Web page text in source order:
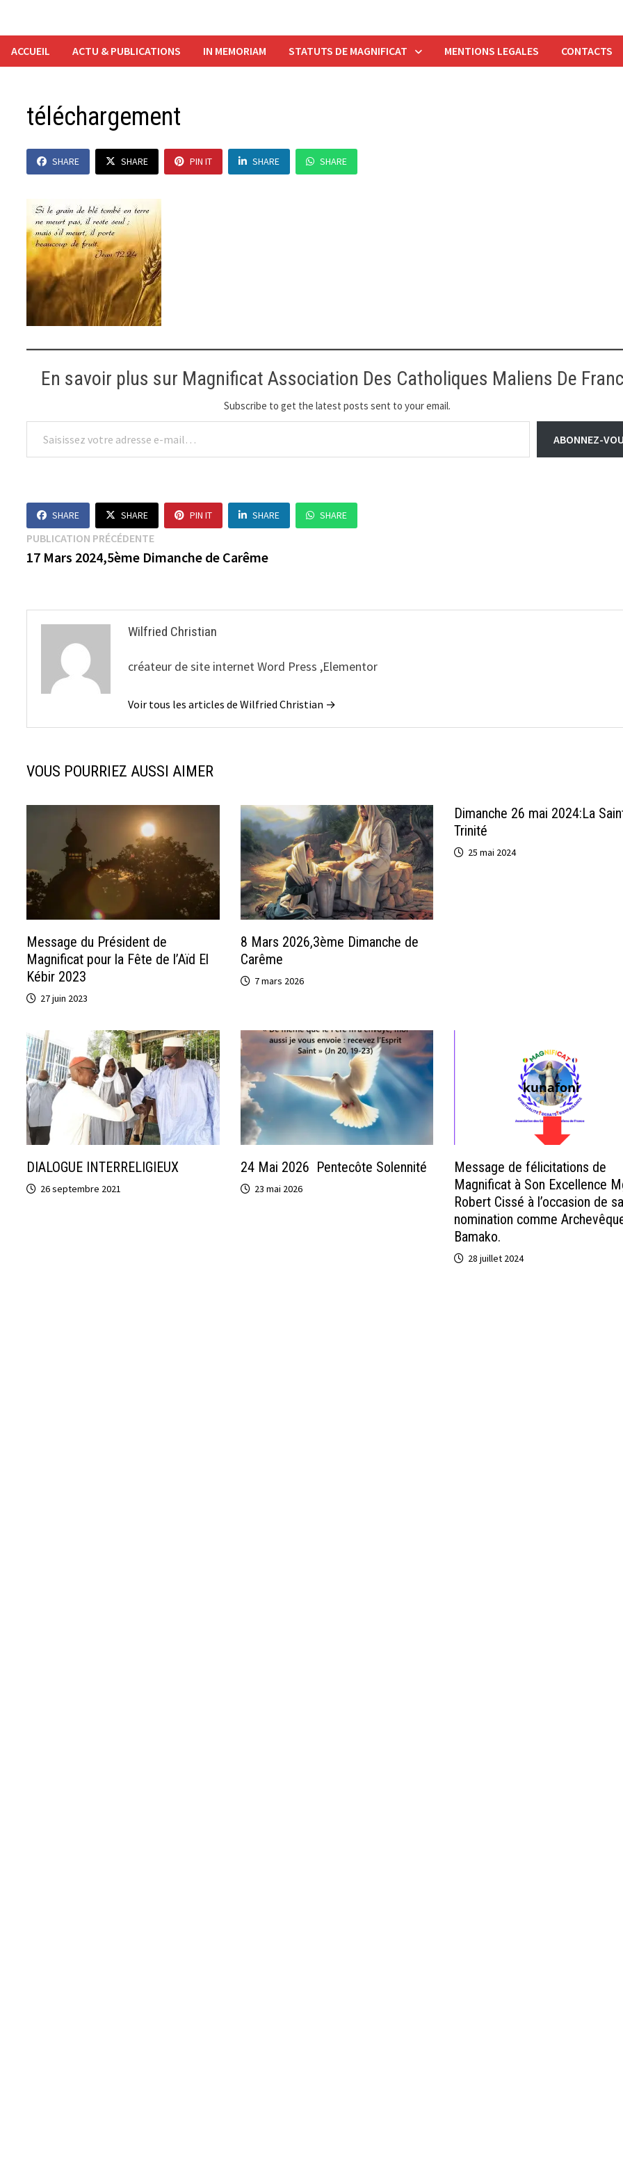
ACCUEIL ACTU & PUBLICATIONS IN MEMORIAM STATUTS DE MAGNIFICAT MENTIONS LEGALES CONTACTS
téléchargement
SHARE SHARE PIN IT SHARE SHARE
En savoir plus sur Magnificat Association Des Catholiques Maliens De
Subscribe to get the latest posts sent to your email.
Saisissez votre adresse e-mail…
ABONNEZ-
SHARE SHARE PIN IT SHARE SHARE
Navigation
de
PUBLICATION PRÉCÉDENTEPublication
précédente :
17 Mars 2024,5ème Dimanche de Carême
Wilfried Christian
créateur de site internet Word Press ,Elementor
Voir tous les articles de Wilfried Christian →
VOUS POURRIEZ AUSSI AIMER
Message du Président de
Magnificat pour la Fête de l’Aïd El
Kébir 2023
27 juin 2023
8 Mars 2026,3ème Dimanche de
Carême
7 mars 2026
Dimanche 26 mai 2024:La
Trinité
25 mai 2024
DIALOGUE INTERRELIGIEUX
26 septembre 2021
24 Mai 2026 Pentecôte Solennité
23 mai 2026
Message de félicitations de
Magnificat à Son Excellence
Robert Cissé à l’occasion de
nomination comme
Bamako.
28 juillet 2024